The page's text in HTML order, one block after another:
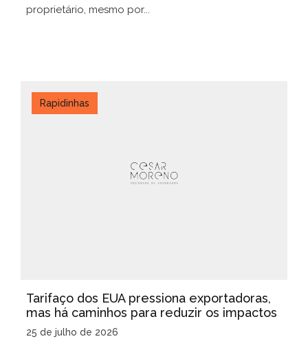
proprietário, mesmo por...
Rapidinhas
Tarifaço dos EUA pressiona exportadoras,
mas há caminhos para reduzir os impactos
25 de julho de 2026